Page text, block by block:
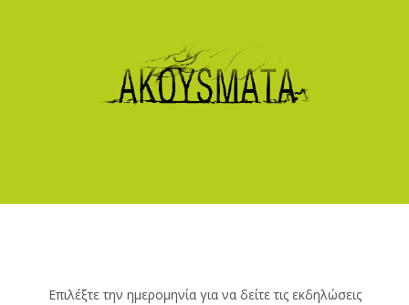
Επιλέξτε την ημερομηνία για να δείτε τις εκδηλώσεις